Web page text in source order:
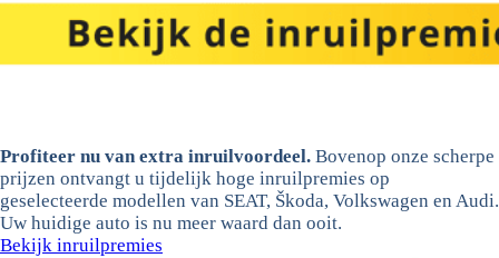
Profiteer nu van extra inruilvoordeel. Bovenop onze scherpe
prijzen ontvangt u tijdelijk hoge inruilpremies op
geselecteerde modellen van SEAT, Škoda, Volkswagen en Audi.
Uw huidige auto is nu meer waard dan ooit.
Bekijk inruilpremies